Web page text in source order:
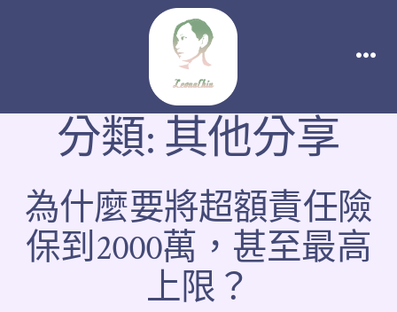
分類: 其他分享
為什麼要將超額責任險
保到2000萬，甚至最高
上限？